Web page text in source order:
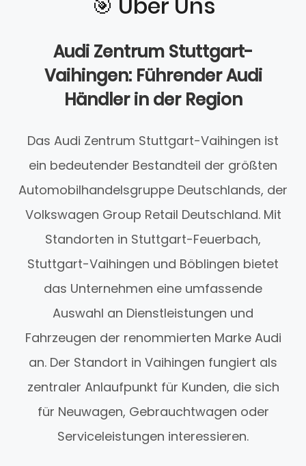
Audi Zentrum Stuttgart-
Vaihingen: Führender Audi
Händler in der Region
Das Audi Zentrum Stuttgart-Vaihingen ist
ein bedeutender Bestandteil der größten
Automobilhandelsgruppe Deutschlands, der
Volkswagen Group Retail Deutschland. Mit
Standorten in Stuttgart-Feuerbach,
Stuttgart-Vaihingen und Böblingen bietet
das Unternehmen eine umfassende
Auswahl an Dienstleistungen und
Fahrzeugen der renommierten Marke Audi
an. Der Standort in Vaihingen fungiert als
zentraler Anlaufpunkt für Kunden, die sich
für Neuwagen, Gebrauchtwagen oder
Serviceleistungen interessieren.